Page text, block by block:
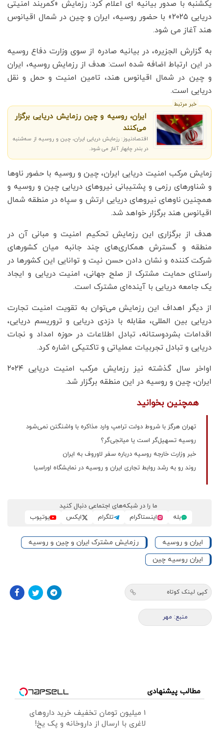
یکشنبه با صدور بیانیه ای اعلام کرد: رزمایش «کمربند امنیتی
دریایی ۲۰۲۵» با حضور روسیه، ایران و چین در شمال اقیانوس
هند آغاز می شود.
به گزارش الجزیره، در بیانیه صادره از سوی وزارت دفاع روسیه
در این ارتباط اضافه شده است: هدف از رزمایش روسیه، ایران
و چین در شمال اقیانوس هند، تامین امنیت و حمل و نقل
دریایی است.
خبر مرتبط
ایران، روسیه و چین رزمایش دریایی برگزار
می‌کنند
اقتصادنیوز: رزمایش دریایی ایران، چین و روسیه از سه‌شنبه
در بندر چابهار آغاز می شود.
زمایش مرکب امنیت دریایی ایران، چین و روسیه با حضور ناوها
و شناورهای رزمی و پشتیبانی نیروهای دریایی چین و روسیه و
همچنین ناوهای نیروهای دریایی ارتش و سپاه در منطقه شمال
اقیانوس هند برگزار خواهد شد.
هدف از برگزاری این رزمایش تحکیم امنیت و مبانی آن در
منطقه و گسترش همکاری‌های چند جانبه میان کشورهای
شرکت کننده و نشان دادن حسن نیت و توانایی این کشورها در
راستای حمایت مشترک از صلح جهانی، امنیت دریایی و ایجاد
یک جامعه دریایی با آینده‌ای مشترک است.
از دیگر اهداف این رزمایش می‌توان به تقویت امنیت تجارت
دریایی بین المللی، مقابله با دزدی دریایی و تروریسم دریایی،
اقدامات بشردوستانه، تبادل اطلاعات در حوزه امداد و نجات
دریایی و تبادل تجربیات عملیاتی و تاکتیکی اشاره کرد.
اواخر سال گذشته نیز رزمایش مرکب امنیت دریایی ۲۰۲۴
ایران، چین و روسیه در این منطقه برگزار شد.
همچنین بخوانید
تهران هرگز با شروط دولت ترامپ وارد مذاکره با واشنگتن نمی‌شود
روسیه تسهیل‌گر است یا میانجی‌گر؟
خبر وزارت خارجه روسیه درباره سفر لاوروف به ایران
روند رو به رشد روابط تجاری ایران و روسیه در نمایشگاه اوراسیا
ما را در شبکه‌های اجتماعی دنبال کنید
بله
اینستاگرام تلگرام ایکس یوتیوب
ایران و روسیه
رزمایش مشترک ایران و چین و روسیه
ایران روسیه چین
کپی لینک کوتاه
منبع: مهر
مطالب پیشنهادی
1 میلیون تومان تخفیف خرید داروهای
لاغری با ارسال از داروخانه و پک یخ!